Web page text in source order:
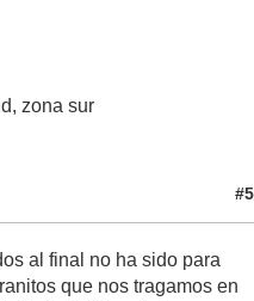
zona sur
#5
al final no ha sido para
que nos tragamos en